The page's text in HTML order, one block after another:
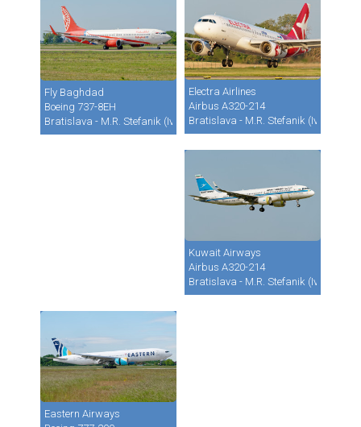
Fly Baghdad
Boeing 737-8EH
Bratislava - M.R. Stefanik (Ivanka) (BTS / LZIB)
Electra Airlines
Airbus A320-214
Bratislava - M.R. Stefanik (Ivanka)
Kuwait Airways
Airbus A320-214
Bratislava - M.R. Stefanik (Ivanka)
Eastern Airways